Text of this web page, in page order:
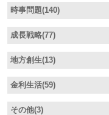
時事問題(140)
成長戦略(77)
地方創生(13)
金利生活(59)
その他(3)